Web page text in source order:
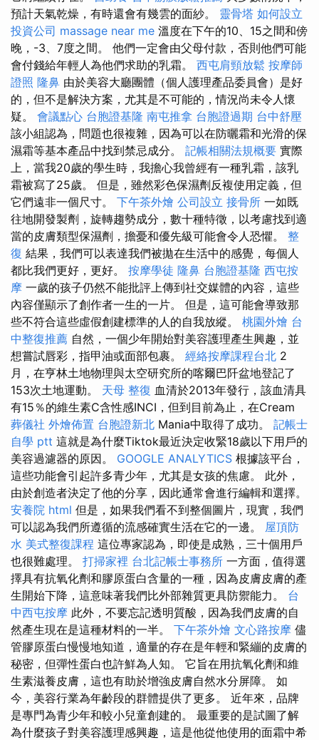
預計天氣乾燥，有時還會有幾雲的面紗。 靈骨塔 如何設立
投資公司 massage near me 溫度在下午的10、15之間和傍
晚，-3、7度之間。 他們一定會由父母付款，否則他們可能
會付錢給年輕人為他們求助的乳霜。 西屯肩頸放鬆 按摩師
證照 隆鼻 由於美容大廳團體（個人護理產品委員會）是好
的，但不是解決方案，尤其是不可能的，情況尚未令人懷
疑。 會議點心 台胞證基隆 南屯推拿 台胞證過期 台中舒壓
該小組認為，問題也很複雜，因為可以在防曬霜和光滑的保
濕霜等基本產品中找到禁忌成分。 記帳相關法規概要 實際
上，當我20歲的學生時，我擔心我曾經有一種乳霜，該乳
霜被寫了25歲。 但是，雖然彩色保濕劑反複使用定義，但
它們遠非一個尺寸。 下午茶外燴 公司設立 接骨所 一如既
往地開發製劑，旋轉趨勢成分，數十種特徵，以考慮找到適
當的皮膚類型保濕劑，擔憂和優先級可能會令人恐懼。 整
復 結果，我們可以表達我們被拋在生活中的感覺，每個人
都比我們更好，更好。 按摩學徒 隆鼻 台胞證基隆 西屯按
摩 一歲的孩子仍然不能批評上傳到社交媒體的內容，這些
內容僅顯示了創作者一生的一片。 但是，這可能會導致那
些不符合這些虛假創建標準的人的自我放縱。 桃園外燴 台
中整復推薦 自然，一個少年開始對美容護理產生興趣，並
想嘗試唇彩，指甲油或面部包裹。 經絡按摩課程台北 2
月，在亨林土地物理與太空研究所的喀爾巴阡盆地登記了
153次土地運動。 天母 整復 血清於2013年發行，該血清具
有15％的維生素C含性感INCI，但到目前為止，在Cream
葬儀社 外燴佈置 台胞證新北 Mania中取得了成功。 記帳士
自學 ptt 這就是為什麼Tiktok最近決定收緊18歲以下用戶的
美容過濾器的原因。 GOOGLE ANALYTICS 根據該平台，
這些功能會引起許多青少年，尤其是女孩的焦慮。 此外，
由於創造者決定了他的分享，因此通常會進行編輯和選擇。
安養院 html 但是，如果我們看不到整個圖片，現實，我們
可以認為我們所遵循的流感確實生活在它的一邊。 屋頂防
水 美式整復課程 這位專家認為，即使是成熟，三十個用戶
也很難處理。 打掃家裡 台北記帳士事務所 一方面，值得選
擇具有抗氧化劑和膠原蛋白含量的一種，因為皮膚皮膚的產
生開始下降，這意味著我們比外部雜質更具防禦能力。 台
中西屯按摩 此外，不要忘記透明質酸，因為我們皮膚的自
然產生現在是這種材料的一半。 下午茶外燴 文心路按摩 儘
管膠原蛋白慢慢地知道，適量的存在是年輕和緊繃的皮膚的
秘密，但彈性蛋白也許鮮為人知。 它旨在用抗氧化劑和維
生素滋養皮膚，這也有助於增強皮膚自然水分屏障。 如
今，美容行業為年齡段的群體提供了更多。 近年來，品牌
是專門為青少年和較小兒童創建的。 最重要的是試圖了解
為什麼孩子對美容護理感興趣，這是他從他使用的面霜中希